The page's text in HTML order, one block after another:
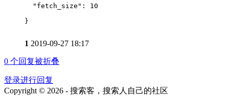
"fetch_size": 10
}
1 2019-09-27 18:17
0 个回复被折叠
登录进行回复
Copyright © 2026 - 搜索客，搜索人自己的社区